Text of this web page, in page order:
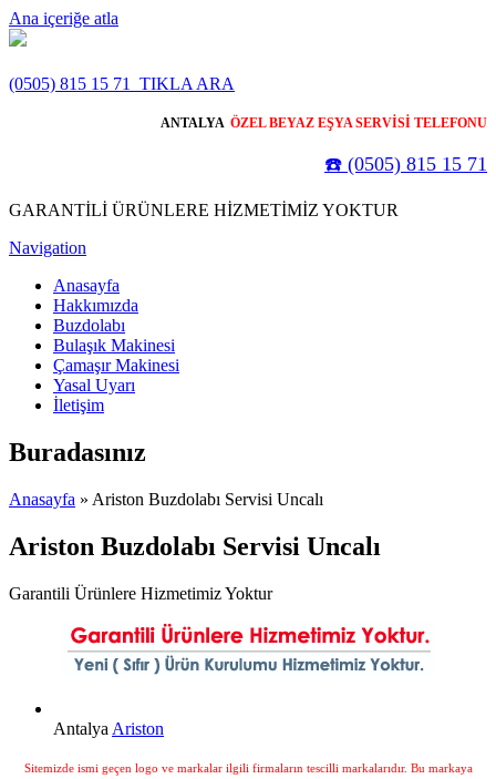
Ana içeriğe atla
(0505) 815 15 71 TIKLA ARA
ANTALYA ÖZEL BEYAZ EŞYA SERVİSİ TELEFONU
☎️ (0505) 815 15 71
GARANTİLİ ÜRÜNLERE HİZMETİMİZ YOKTUR
Navigation
Anasayfa
Hakkımızda
Buzdolabı
Bulaşık Makinesi
Çamaşır Makinesi
Yasal Uyarı
İletişim
Buradasınız
Anasayfa » Ariston Buzdolabı Servisi Uncalı
Ariston Buzdolabı Servisi Uncalı
Garantili Ürünlere Hizmetimiz Yoktur
Antalya Ariston
Sitemizde ismi geçen logo ve markalar ilgili firmaların tescilli markalarıdır. Bu markaya